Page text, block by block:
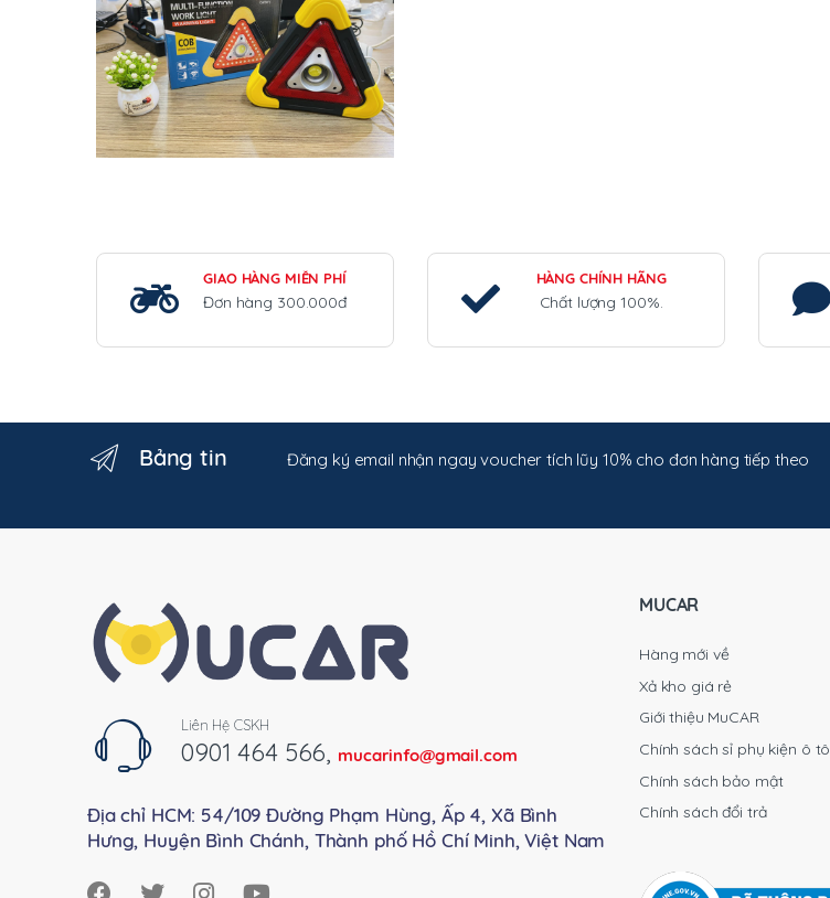
GIAO HÀNG MIỄN PHÍ
Đơn hàng 300.000đ
HÀNG CHÍNH HÃNG
Chất lượng 100%.
Bảng tin Đăng ký email nhận ngay voucher tích lũy 10% cho đơn hàng tiếp theo
Liên Hệ CSKH
0901 464 566, mucarinfo@gmail.com
Địa chỉ HCM: 54/109 Đường Phạm Hùng, Ấp 4, Xã Bình
Hưng, Huyện Bình Chánh, Thành phố Hồ Chí Minh, Việt Nam
MUCAR
Hàng mới về
Xả kho giá rẻ
Giới thiệu MuCAR
Chính sách sỉ phụ kiện ô tô
Chính sách bảo mật
Chính sách đổi trả